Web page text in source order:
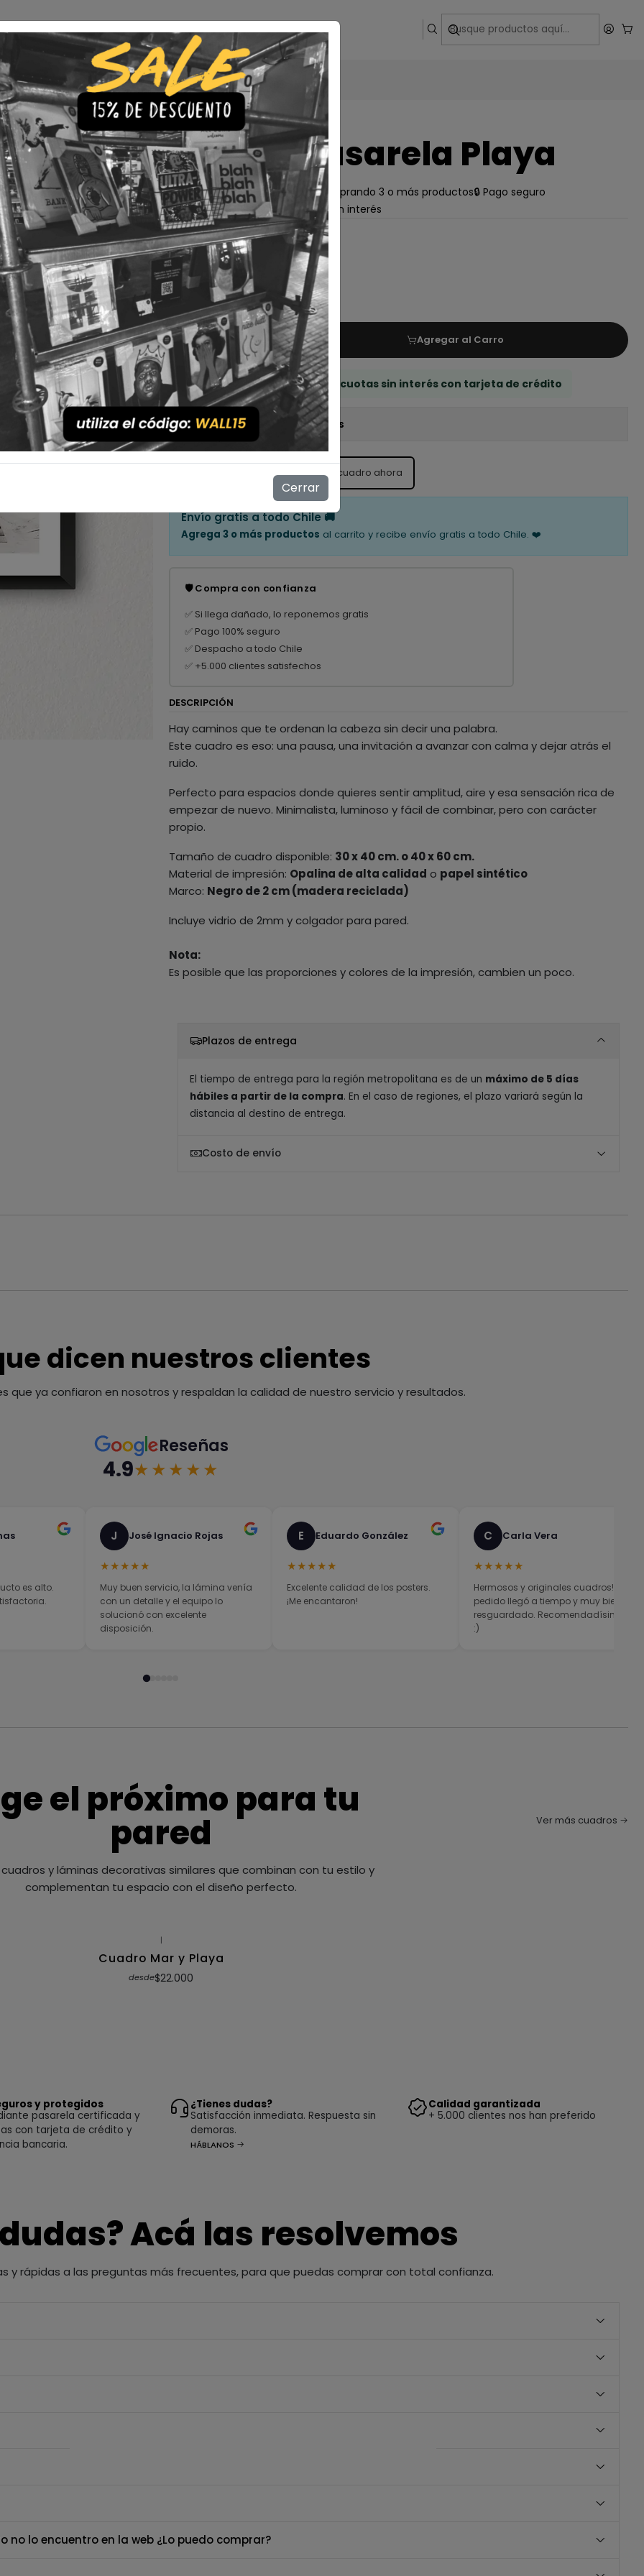
IluminaciónPrecios de cuadros & láminasPlazos de Entrega
|Cuadro Pasarela Playa
🇨🇱 Envío gratis a todo Chile comprando 3 o más productos🔒 Pago seguro
💎 Calidad Premium💳 3 Cuotas sin interés
TAMAÑO
30x40 40x60
LÁMINA
Con Marco Sin Marco
Cantidad
Agregar al Carro
💳 Compra ahora y paga en 3 cuotas sin interés con tarjeta de crédito
Mostrar stock de ubicaciones
personas están viendo este cuadro ahora
Envío gratis a todo Chile 🚚
Agrega 3 o más productos al carrito y recibe envío gratis a todo Chile. ❤️
🛡️ Compra con confianza
✅ Si llega dañado, lo reponemos gratis
✅ Pago 100% seguro
✅ Despacho a todo Chile
✅ +5.000 clientes satisfechos
DESCRIPCIÓN
Hay caminos que te ordenan la cabeza sin decir una palabra.
Este cuadro es eso: una pausa, una invitación a avanzar con calma y dejar atrás el
ruido.
Perfecto para espacios donde quieres sentir amplitud, aire y esa sensación rica de
empezar de nuevo. Minimalista, luminoso y fácil de combinar, pero con carácter
propio.
Tamaño de cuadro disponible: 30 x 40 cm. o 40 x 60 cm.
Material de impresión: Opalina de alta calidad o papel sintético
Marco: Negro de 2 cm (madera reciclada)
Incluye vidrio de 2mm y colgador para pared.
Nota:
Es posible que las proporciones y colores de la impresión, cambien un poco.
Plazos de entrega
El tiempo de entrega para la región metropolitana es de un máximo de 5 días
hábiles a partir de la compra. En el caso de regiones, el plazo variará según la
distancia al destino de entrega.
Costo de envío
dicen nuestros clientes
que ya confiaron en nosotros y respaldan la calidad de nuestro servicio y resultados.
Reseñas
4.9★★★★★
es alto.
J José Ignacio Rojas
★★★★★
Muy buen servicio, la lámina venía
con un detalle y el equipo lo
solucionó con excelente
disposición.
E Eduardo González
★★★★★
Excelente calidad de los posters.
¡Me encantaron!
C Carla Vera
★★★★★
Hermosos y originales cuadros! El
pedido llegó a tiempo y muy bien
resguardado. Recomendadísimos
:)
el próximo para tu
pared
y láminas decorativas similares que combinan con tu estilo y
complementan tu espacio con el diseño perfecto.
Ver más cuadros
|
Cuadro Mar y Playa
desde$22.000
y protegidos
pasarela certificada y
con tarjeta de crédito y
bancaria.
¿Tienes dudas?
Satisfacción inmediata. Respuesta sin
demoras.
HÁBLANOS
Calidad garantizada
+ 5.000 clientes nos han preferido
Acá las resolvemos
y rápidas a las preguntas más frecuentes, para que puedas comprar con total confianza.
lo encuentro en la web ¿Lo puedo comprar?
Cerrar